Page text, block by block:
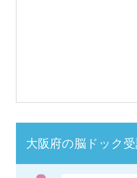
大阪府の脳ドック